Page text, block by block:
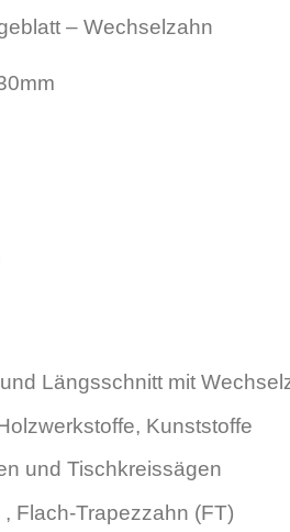
– Wechselzahn
Längsschnitt mit
Kunststoffe
und Tischkreissägen
Trapezzahn (FT)